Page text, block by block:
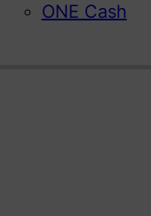
ONE Cash